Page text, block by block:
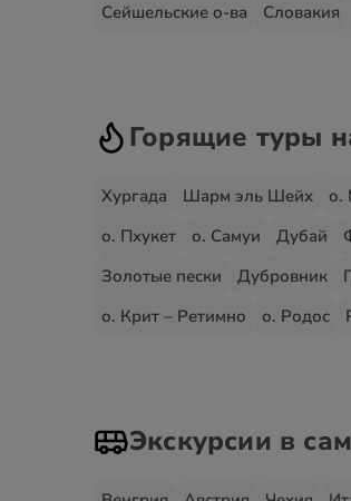
Сейшельские о-ва
Словакия
Горящие туры
Хургада Шарм эль Шейх о.
о. Пхукет
о. Самуи Дубай
Золотые пески
Дубровник
о. Крит – Ретимно
о. Родос
Экскурсии в